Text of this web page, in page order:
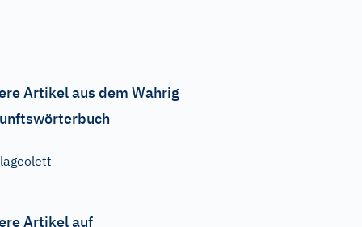
Artikel aus dem Wahrig
Artikel auf